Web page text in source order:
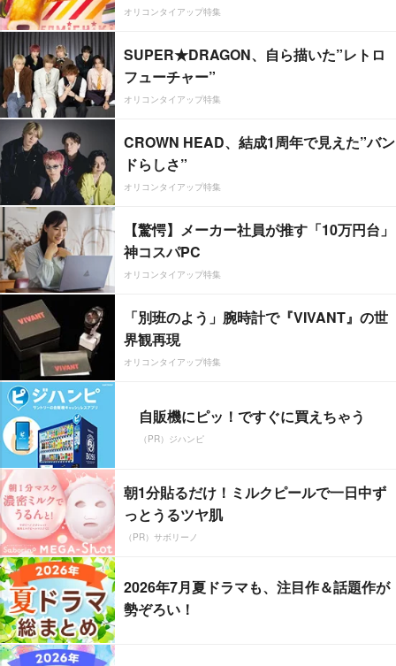
オリコンタイアップ特集
SUPER★DRAGON、自ら描いた”レトロ
フューチャー”
オリコンタイアップ特集
CROWN HEAD、結成1周年で見えた”バン
ドらしさ”
オリコンタイアップ特集
【驚愕】メーカー社員が推す「10万円台」
神コスパPC
オリコンタイアップ特集
「別班のよう」腕時計で『VIVANT』の世
界観再現
オリコンタイアップ特集
自販機にピッ！ですぐに買えちゃう
（PR）ジハンピ
朝1分貼るだけ！ミルクピールで一日中ず
っとうるツヤ肌
（PR）サボリーノ
2026年7月夏ドラマも、注目作＆話題作が
勢ぞろい！